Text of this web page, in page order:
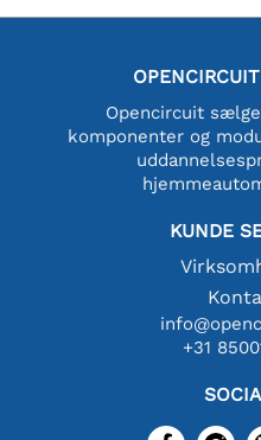
Opencircuit
komponenter og
KUNDE
+31